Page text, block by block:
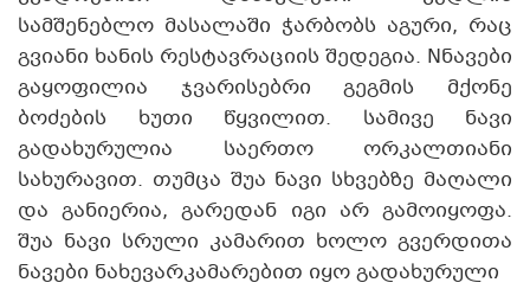
სამშენებლო მასალაში ჭარბობს აგური, რაც
გვიანი ხანის რესტავრაციის შედეგია. Nნავები
გაყოფილია ჯვარისებრი გეგმის მქონე
ბოძების ხუთი წყვილით. სამივე ნავი
გადახურულია საერთო ორკალთიანი
სახურავით. თუმცა შუა ნავი სხვებზე მაღალი
და განიერია, გარედან იგი არ გამოიყოფა.
შუა ნავი სრული კამარით ხოლო გვერდითა
ნავები ნახევარკამარებით იყო გადახურული